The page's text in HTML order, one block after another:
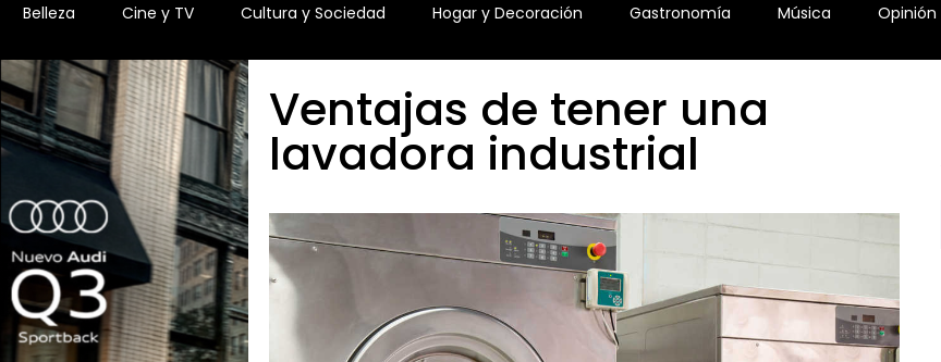
Belleza Cine y TV Cultura y Sociedad Hogar y Decoración Gastronomía Música Opinión
Ventajas de tener una
lavadora industrial